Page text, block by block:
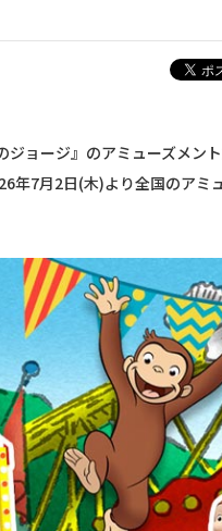
ョージ』のアミューズメン
年7月2日(木)より全国のアミ